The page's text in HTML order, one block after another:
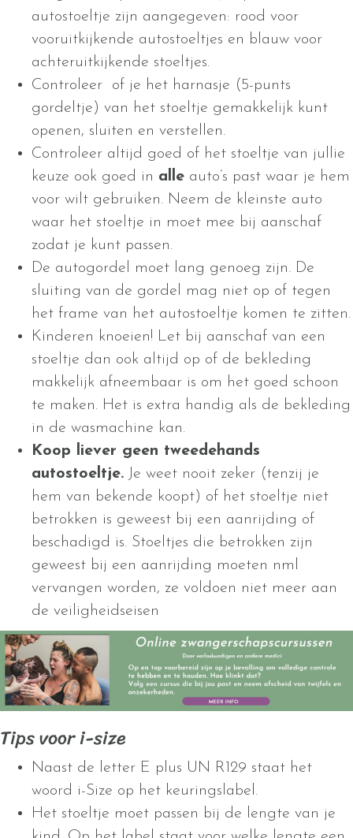
autostoeltje zijn aangegeven: rood voor
vooruitkijkende autostoeltjes en blauw voor
achteruitkijkende stoeltjes.
Controleer of je het harnasje (5-punts
gordeltje) van het stoeltje gemakkelijk kunt
openen, sluiten en verstellen.
Controleer altijd goed of het stoeltje van jullie
keuze ook goed in alle auto’s past waar je hem
voor wilt gebruiken. Neem de kleinste auto
waar het stoeltje in moet mee bij aanschaf
zodat je kunt passen.
De autogordel moet lang genoeg zijn. De
sluiting van de gordel mag niet op of tegen
het frame van het autostoeltje komen te zitten.
Kinderen knoeien! Let bij aanschaf van een
stoeltje dan ook altijd op of de bekleding
makkelijk afneembaar is om het goed schoon
te maken. Het is extra handig als de bekleding
in de wasmachine kan.
Koop liever geen tweedehands
autostoeltje. Je weet nooit zeker (tenzij je
hem van bekende koopt) of het stoeltje niet
betrokken is geweest bij een aanrijding of
beschadigd is. Stoeltjes die betrokken zijn
geweest bij een aanrijding moeten nml
vervangen worden, ze voldoen niet meer aan
de veiligheidseisen
Tips voor i-size
Naast de letter E plus UN R129 staat het
woord i-Size op het keuringslabel.
Het stoeltje moet passen bij de lengte van je